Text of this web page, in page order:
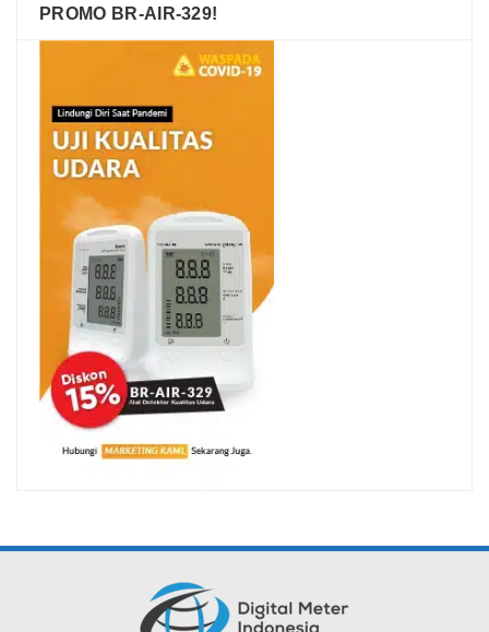
PROMO BR-AIR-329!